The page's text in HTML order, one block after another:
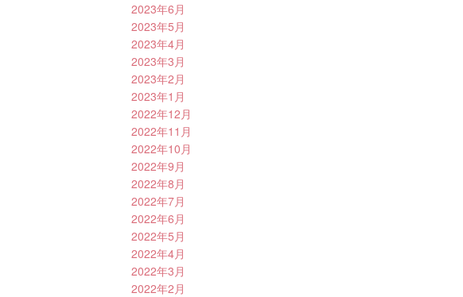
2023年6月
2023年5月
2023年4月
2023年3月
2023年2月
2023年1月
2022年12月
2022年11月
2022年10月
2022年9月
2022年8月
2022年7月
2022年6月
2022年5月
2022年4月
2022年3月
2022年2月